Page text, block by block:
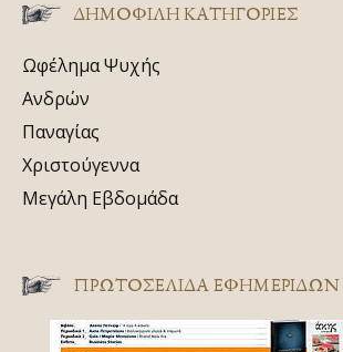
ΔΗΜΟΦΙΛΗ ΚΑΤΗΓΟΡΙΕΣ
Ωφέλημα Ψυχής
Ανδρών
Παναγίας
Χριστούγεννα
Μεγάλη Εβδομάδα
ΠΡΩΤΟΣΈΛΙΔΑ ΕΦΗΜΕΡΊΔΩΝ